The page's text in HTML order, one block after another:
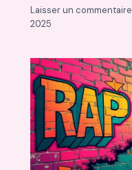
Laisser un commentaire
2025